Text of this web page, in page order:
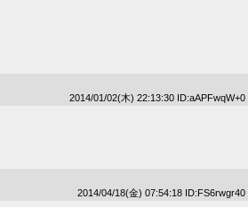
2014/01/02(木) 22:13:30 ID:aAPFwqW+0
2014/04/18(金) 07:54:18 ID:FS6rwgr40